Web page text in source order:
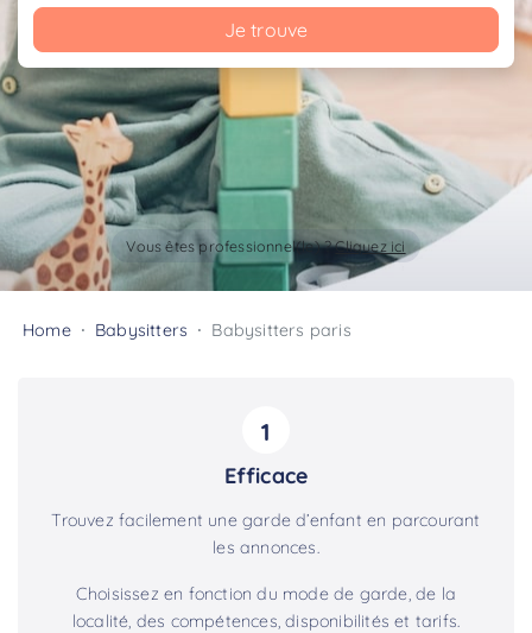
Je trouve
Vous êtes professionnel(le) ?Cliquez ici
Home Babysitters Babysitters paris
1
Efficace
Trouvez facilement une garde d’enfant en parcourant
les annonces.
Choisissez en fonction du mode de garde, de la
localité, des compétences, disponibilités et tarifs.